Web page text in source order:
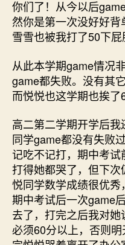
你们了！从今以后
然你是第一次没好好背
雪雪也被我打了50下屁
从此本学期game情况
game都失败。没有其
而悦悦也这学期也挨了
高二第二学期开学后
同学game都没有失败
记吃不记打，期中考
打得她都哭了，但下
悦同学数学成绩很优
期中考试后一次game
去了，打完之后我对
必须60分以上，否则